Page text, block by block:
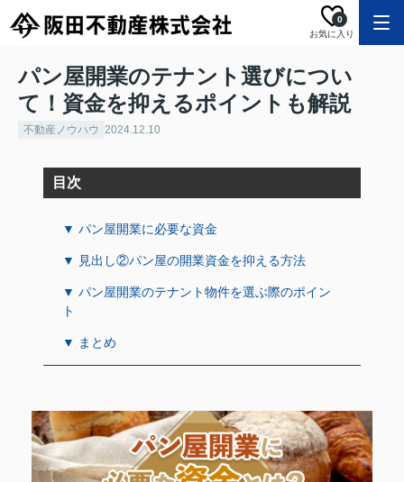
お気に入り
0
パン屋開業のテナント選びについ
て！資金を抑えるポイントも解説
不動産ノウハウ 2024.12.10
目次
▼ パン屋開業に必要な資金
▼ 見出し②パン屋の開業資金を抑える方法
▼ パン屋開業のテナント物件を選ぶ際のポイン
ト
▼ まとめ